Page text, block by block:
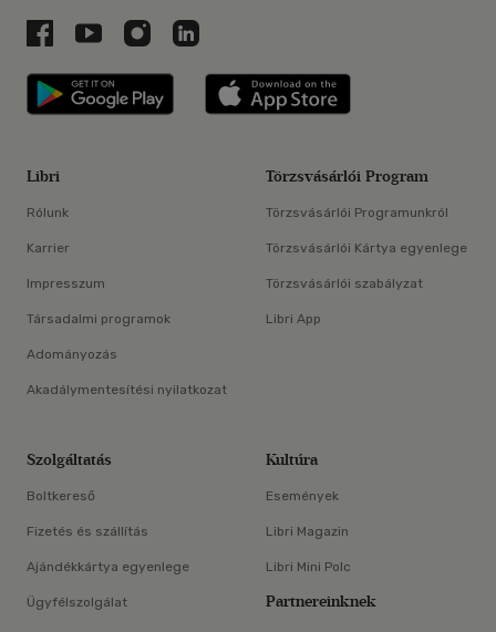
Libri a Facebookon
Libri a Youtube-on
Libri az Instagramon
Libri a LinkedInen
Libri applikáció Szerezd meg: Google
Libri
Rólunk
Karrier
Impresszum
Társadalmi programok
Adományozás
Akadálymentesítési nyilatkozat
Törzsvásárlói Program
Törzsvásárlói Programunkról
Törzsvásárlói Kártya egyenlege
Törzsvásárlói szabályzat
Libri App
Szolgáltatás
Boltkereső
Fizetés és szállítás
Ajándékkártya egyenlege
Ügyfélszolgálat
Kultúra
Események
Libri Magazin
Libri Mini Polc
Partnereinknek